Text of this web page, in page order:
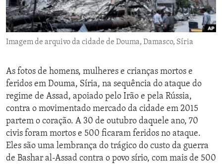
ENVIRONMENT AND HEALTH
IDEALS AND INSTITUTIONS
Imagem de arquivo da cidade de Douma, Damasco, Síria
As fotos de homens, mulheres e crianças mortos e
feridos em Douma, Síria, na sequência do ataque do
regime de Assad, apoiado pelo Irão e pela Rússia,
contra o movimentado mercado da cidade em 2015
partem o coração. A 30 de outubro daquele ano, 70
civis foram mortos e 500 ficaram feridos no ataque.
Eles são uma lembrança do trágico do custo da guerra
de Bashar al-Assad contra o povo sírio, com mais de 500